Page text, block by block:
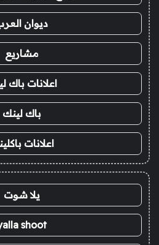
ديوان
مشاريع
اعلانات باك
باك لينك
اعلانات
يلا شوت
shoot